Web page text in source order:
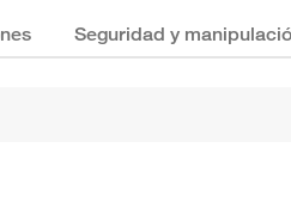
Seguridad y